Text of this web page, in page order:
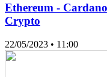
Ethereum -
Crypto
22/05/2023 • 11:00